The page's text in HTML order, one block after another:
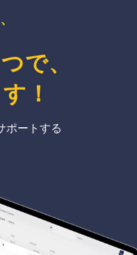
で、
！
ポートする